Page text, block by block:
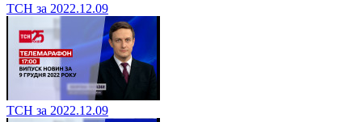
ТСН за 2022.12.09
ТСН за 2022.12.09